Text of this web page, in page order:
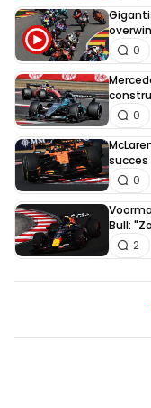
omdat Jos
gebeukt.
op te halen.
frustratie die
incident
projecteert.
F1rst
2 november
Sebastian
0
0
succes
0
Bull:
2